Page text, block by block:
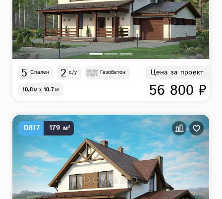
5 Спален 2 с/у Газобетон
10.8м x 10.7м
Цена за проект
56 800 ₽
D817 179 м²